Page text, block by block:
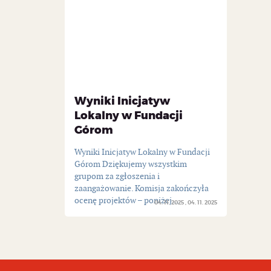
Wyniki Inicjatyw
Lokalny w Fundacji
Górom
04. 11. 2025 04. 11. 2025
Wyniki Inicjatyw Lokalny w Fundacji
Górom Dziękujemy wszystkim
grupom za zgłoszenia i
zaangażowanie. Komisja zakończyła
ocenę projektów – poniżej...